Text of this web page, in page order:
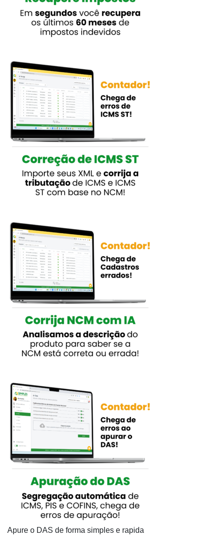
Apure o DAS de forma simples e rapida